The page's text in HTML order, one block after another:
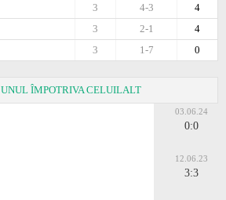
4
4-3
3
4
2-1
3
0
1-7
3
UNUL ÎMPOTRIVA CELUILALT
03.06.24
0:0
12.06.23
3:3